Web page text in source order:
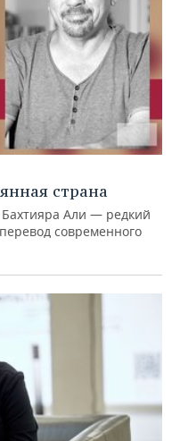
страна
Бахтияра Али — редкий
современного